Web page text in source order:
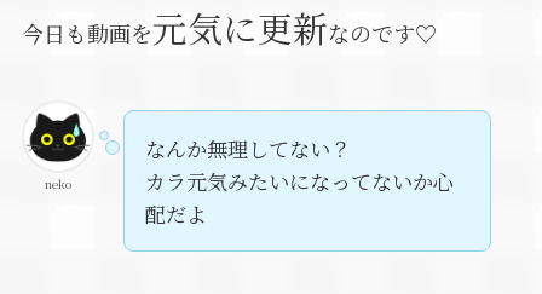
今日も動画を元気に更新なのです♡
neko
なんか無理してない？
カラ元気みたいになってないか心
配だよ